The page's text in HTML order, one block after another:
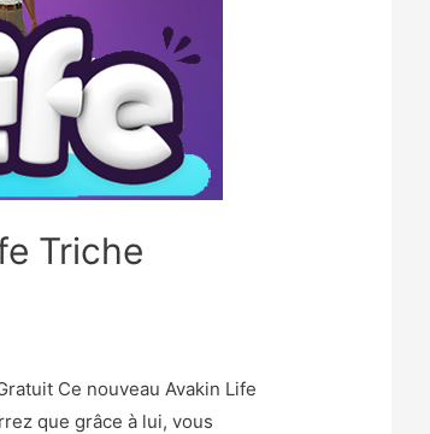
Triche
Ce nouveau Avakin Life
que grâce à lui, vous